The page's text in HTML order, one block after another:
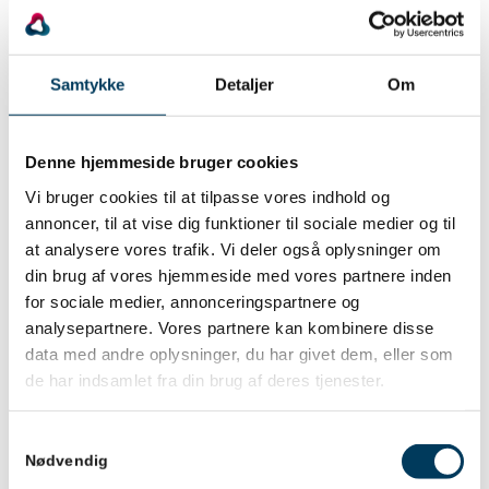
Samtykke Detaljer Om
Denne hjemmeside bruger cookies
Vi bruger cookies til at tilpasse vores indhold og
annoncer, til at vise dig funktioner til sociale medier og til
at analysere vores trafik. Vi deler også oplysninger om
din brug af vores hjemmeside med vores partnere inden
for sociale medier, annonceringspartnere og
analysepartnere. Vores partnere kan kombinere disse
data med andre oplysninger, du har givet dem, eller som
de har indsamlet fra din brug af deres tjenester.
Nødvendig
Jeg ønskede et begreb, der signalerer at ’ordvalg’
ikke er et quickfix, der ændrer noget alene, men
derimod er en blandt flere bevidste aktiviteter,
projektlederen skal benytte i samspil med projektets
skridt fremad.
Det blev ’forandringshjælp’, men jeg kunne også
have valgt et andet ord til at udtrykke, at dette sker i
en social relation. (Måske har du et bedre ord til mig?)
Ordvalg er særligt vigtigt i forandringsprocesser, for
her skal vi udvikle noget nyt, der adskiller sig fra
noget eksisterende, noget gammelt. Og hvis vi bliver
signaler.